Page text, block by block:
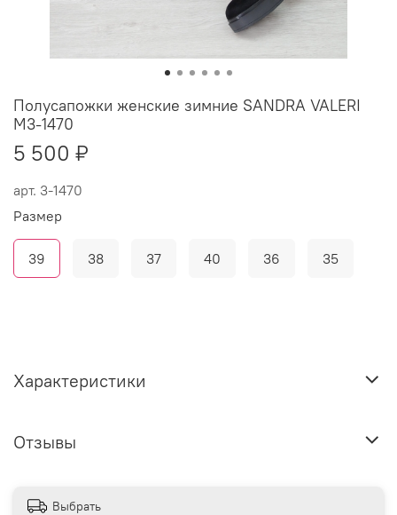
арт. 3-1470
Полусапожки женские зимние SANDRA VALERI
M3-1470
5 500 ₽
Размер
39 38 37 40 36 35
Характеристики
Отзывы
Выбрать